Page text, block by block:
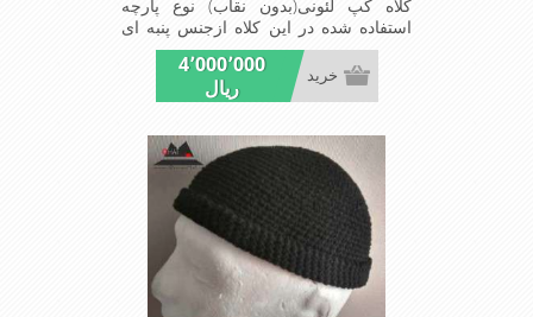
کلاه کپ لئونی(بدون نقاب) نوع پارچه
استفاده شده در این کلاه ازجنس پنبه ای
است واین کلاه بدون نقاب است ومدل
کلاهی که افرادخاص می پسندند شیک و
مناسب افراد خوش پوش جنس عالی
ازدیگرخصوصیات این کلاه می باشند
4٬000٬000
ریال
خرید